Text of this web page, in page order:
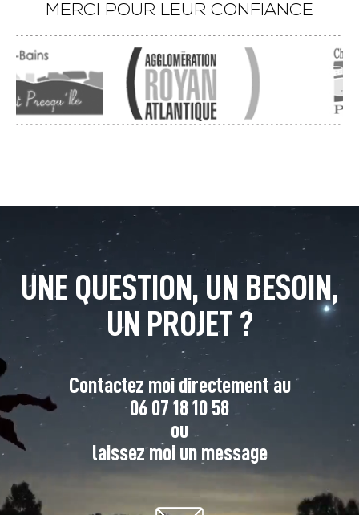
MERCI POUR LEUR CONFIANCE
UNE QUESTION, UN BESOIN,
UN PROJET ?
Contactez moi directement au
06 07 18 10 58
ou
laissez moi un message